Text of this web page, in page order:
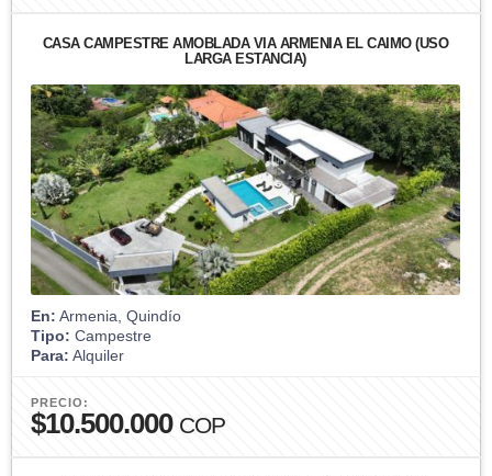
CASA CAMPESTRE AMOBLADA VÍA ARMENIA EL CAIMO (USO
LARGA ESTANCIA)
En: Armenia, Quindío
Tipo: Campestre
Para: Alquiler
PRECIO:
$10.500.000 COP